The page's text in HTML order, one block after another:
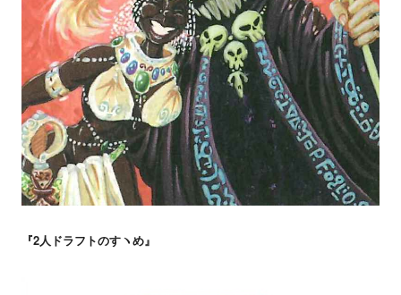
『2人ドラフトのすヽめ』